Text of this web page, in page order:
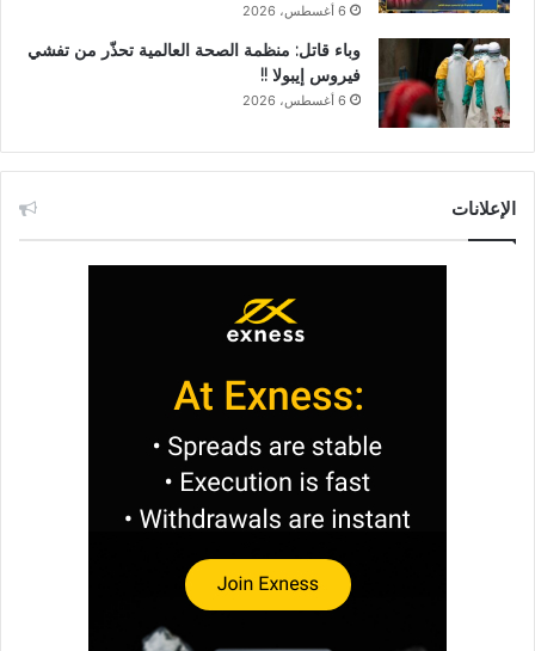
6 أغسطس، 2026
وباء قاتل: منظمة الصحة العالمية تحذّر من تفشي
فيروس إيبولا !!
6 أغسطس، 2026
الإعلانات